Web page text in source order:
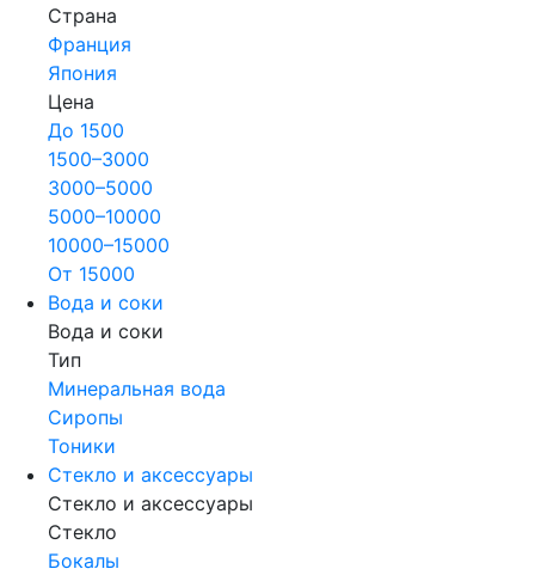
Страна
Франция
Япония
Цена
До 1500
1500–3000
3000–5000
5000–10000
10000–15000
От 15000
Вода и соки
Вода и соки
Тип
Минеральная вода
Сиропы
Тоники
Стекло и аксессуары
Стекло и аксессуары
Стекло
Бокалы